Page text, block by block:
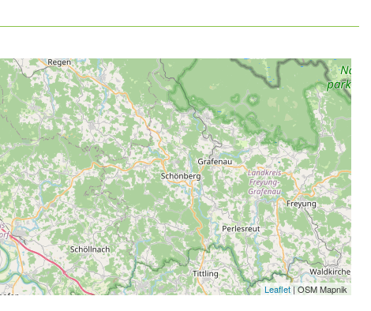
Leaflet| OSM Mapnik